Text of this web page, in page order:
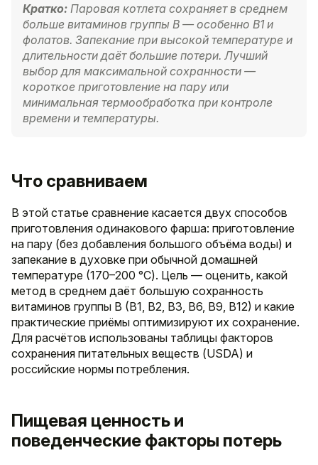
Кратко: Паровая котлета сохраняет в среднем
больше витаминов группы B — особенно B1 и
фолатов. Запекание при высокой температуре и
длительности даёт большие потери. Лучший
выбор для максимальной сохранности —
короткое приготовление на пару или
минимальная термообработка при контроле
времени и температуры.
Что сравниваем
В этой статье сравнение касается двух способов
приготовления одинакового фарша: приготовление
на пару (без добавления большого объёма воды) и
запекание в духовке при обычной домашней
температуре (170–200 °C). Цель — оценить, какой
метод в среднем даёт большую сохранность
витаминов группы B (B1, B2, B3, B6, B9, B12) и какие
практические приёмы оптимизируют их сохранение.
Для расчётов использованы таблицы факторов
сохранения питательных веществ (USDA) и
российские нормы потребления.
Пищевая ценность и
поведенческие факторы потерь